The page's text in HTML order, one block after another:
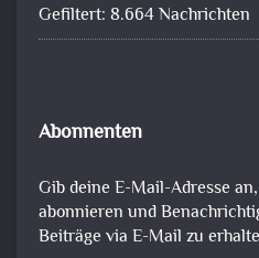
Gefiltert: 8.664 Nachrichten
Abonnenten
Gib deine E-Mail-Adresse
abonnieren und
Beiträge via E-Mail zu